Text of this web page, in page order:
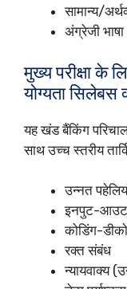
सामान्य/
अंग्रेजी भाषा
मुख्य परीक्षा के
योग्यता सिलेबस
यह खंड बैंकिंग
साथ उच्च स्तरीय
उन्नत
इनपुट-
कोडिंग-
रक्त संबंध
न्यायवाक्य